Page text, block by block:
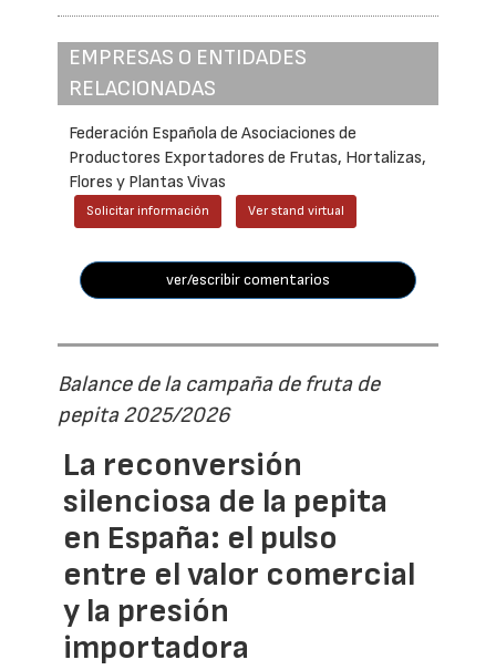
EMPRESAS O ENTIDADES
RELACIONADAS
Federación Española de Asociaciones de
Productores Exportadores de Frutas, Hortalizas,
Flores y Plantas Vivas
Solicitar información Ver stand virtual
ver/escribir comentarios
Balance de la campaña de fruta de
pepita 2025/2026
La reconversión
silenciosa de la pepita
en España: el pulso
entre el valor comercial
y la presión
importadora